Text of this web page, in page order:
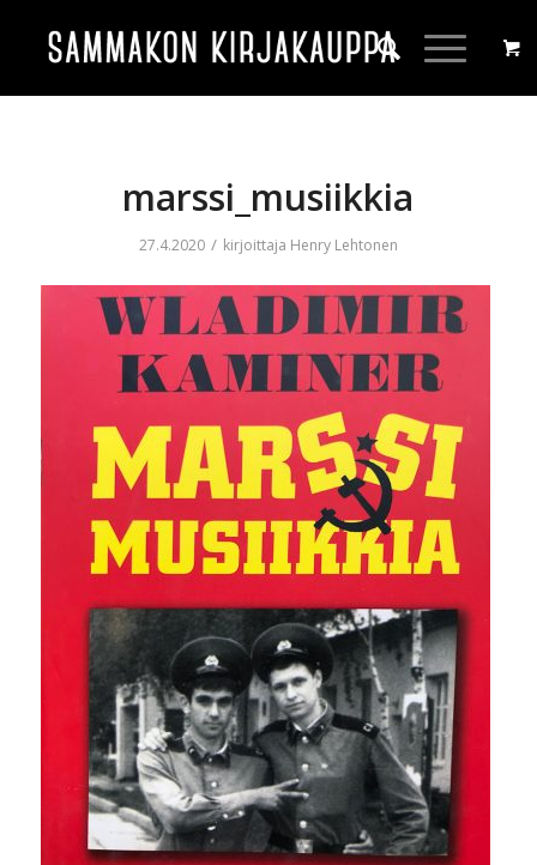
marssi_musiikkia
27.4.2020 / kirjoittaja Henry Lehtonen